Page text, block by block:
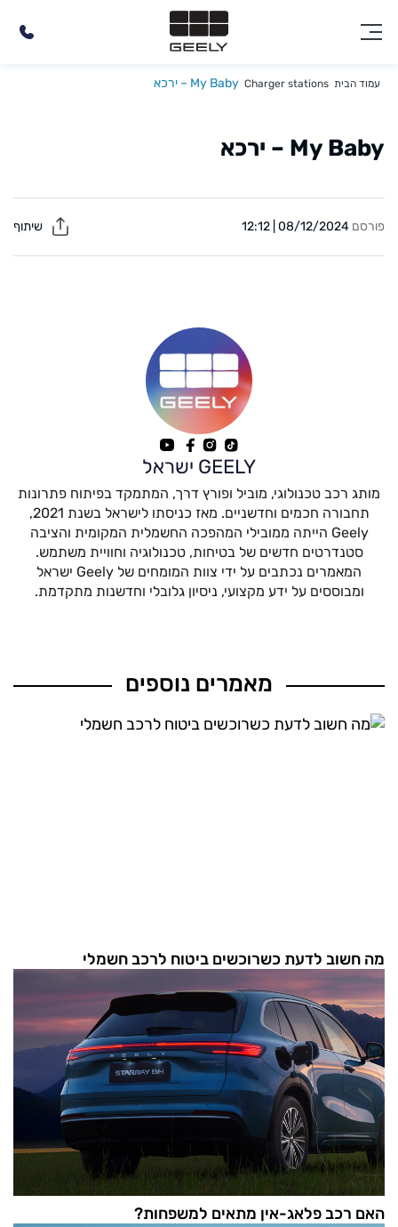
עמוד הבית Charger stations My Baby – ירכא
My Baby – ירכא
פורסם 08/12/2024 | 12:12
GEELY ישראל
מותג רכב טכנולוגי, מוביל ופורץ דרך, המתמקד בפיתוח פתרונות
תחבורה חכמים וחדשניים. מאז כניסתו לישראל בשנת 2021,
Geely הייתה ממובילי המהפכה החשמלית המקומית והציבה
סטנדרטים חדשים של בטיחות, טכנולוגיה וחוויית משתמש.
המאמרים נכתבים על ידי צוות המומחים של Geely ישראל
ומבוססים על ידע מקצועי, ניסיון גלובלי וחדשנות מתקדמת.
מאמרים נוספים
מה חשוב לדעת כשרוכשים ביטוח לרכב חשמלי
האם רכב פלאג-אין מתאים למשפחות?